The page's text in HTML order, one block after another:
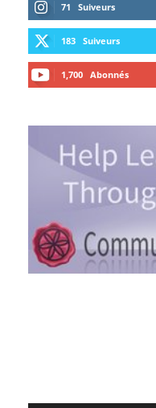
71 Suiveurs
183 Suiveurs
1,700 Abonnés